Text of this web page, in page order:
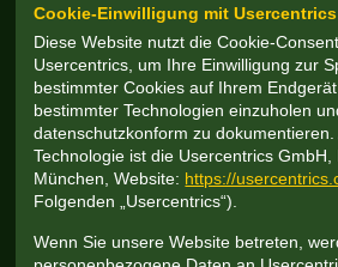
Cookie-Einwilligung mit Usercentrics
Diese Website nutzt die Cookie-
Usercentrics, um Ihre Einwilligung zur
bestimmter Cookies auf Ihrem
bestimmter Technologien einzuholen
datenschutzkonform zu
Technologie ist die Usercentrics GmbH,
München, Website: https://
Folgenden „Usercentrics“).
Wenn Sie unsere Website betreten,